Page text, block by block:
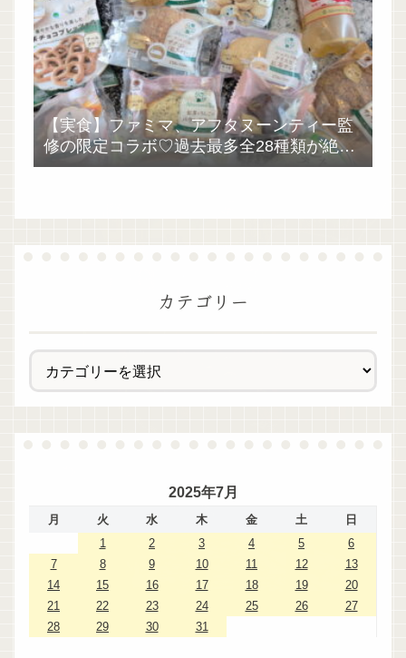
【実食】ファミマ、アフタヌーンティー監
修の限定コラボ♡過去最多全28種類が絶品
過ぎた！
カテゴリー
2025年7月
月 火 水 木 金 土
日
1
2 3 4 5
6
7
8 9 10 11 12
13
14
15 16 17 18 19
20
21
22 23 24 25 26
27
28
29 30 31